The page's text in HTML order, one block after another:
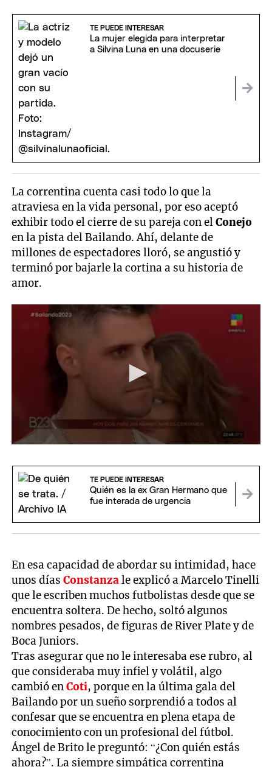
TE PUEDE INTERESAR
La mujer elegida para interpretar
a Silvina Luna en una docuserie
La correntina cuenta casi todo lo que la
atraviesa en la vida personal, por eso aceptó
exhibir todo el cierre de su pareja con elConejo
en la pista del Bailando. Ahí, delante de
millones de espectadores lloró, se angustió y
terminó por bajarle la cortina a su historia de
amor.
of
10
seconds
TE PUEDE INTERESAR
Quién es la ex Gran Hermano que
fue interada de urgencia
En esa capacidad de abordar su intimidad, hace
unos díasConstanzale explicó a Marcelo Tinelli
que le escriben muchos futbolistas desde que se
encuentra soltera. De hecho, soltó algunos
nombres pesados, de figuras de River Plate y de
Boca Juniors.
Tras asegurar que no le interesaba ese rubro, al
que consideraba muy infiel y volátil, algo
cambió enCoti, porque en la última gala del
Bailando por un sueño sorprendió a todos al
confesar que se encuentra en plena etapa de
conocimiento con un profesional del fútbol.
Ángel de Brito le preguntó: “¿Con quién estás
ahora?”. La siempre simpática correntina